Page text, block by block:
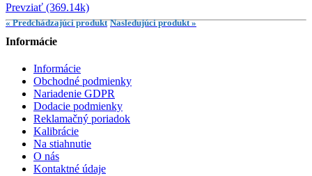
Prevziať (369.14k)
« Predchádzajúci produkt Nasledujúci produkt »
Informácie
Informácie
Obchodné podmienky
Nariadenie GDPR
Dodacie podmienky
Reklamačný poriadok
Kalibrácie
Na stiahnutie
O nás
Kontaktné údaje